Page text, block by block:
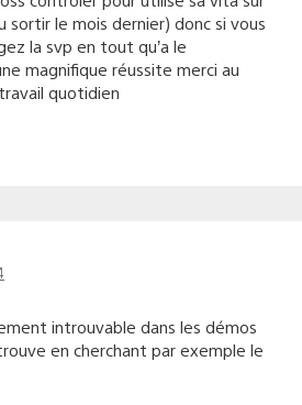
sortir le mois dernier) donc si vous
la svp en tout qu’a le
magnifique réussite merci au
quotidien
introuvable dans les démos
en cherchant par exemple le